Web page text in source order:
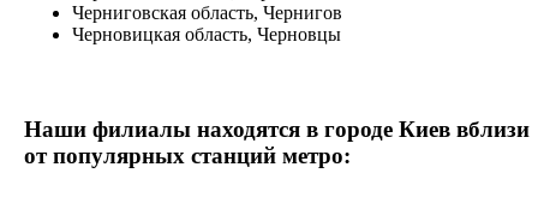
Черниговская область, Чернигов
Черновицкая область, Черновцы
Наши филиалы находятся в городе Киев вблизи
от популярных станций метро: